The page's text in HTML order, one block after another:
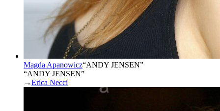
Magda Apanowicz“ANDY JENSEN”
“ANDY JENSEN”
→Erica Necci